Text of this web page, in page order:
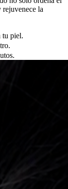
la
tu piel.